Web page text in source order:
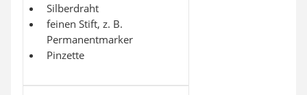
Silberdraht
feinen Stift, z. B.
Permanentmarker
Pinzette